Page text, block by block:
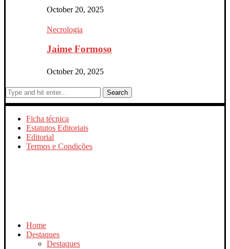
October 20, 2025
Necrologia
Jaime Formoso
October 20, 2025
Search
Ficha técnica
Estatutos Editoriais
Editorial
Termos e Condições
Home
Destaques
Destaques